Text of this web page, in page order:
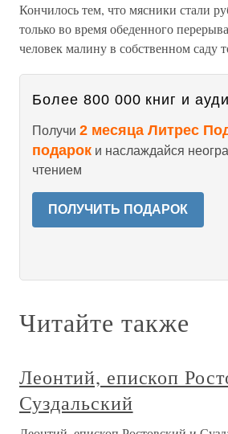
Кончилось тем, что мясники стали
только во время обеденного
человек малину в собственном саду
Более 800 000 книг и
Получи 2 месяца Литрес
подарок и наслаждайся
чтением
ПОЛУЧИТЬ ПОДАРОК
Читайте также
Леонтий, епископ
Суздальский